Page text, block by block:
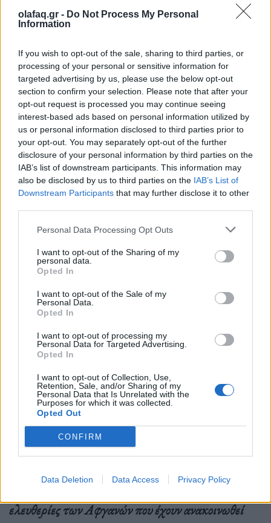
olafaq.gr - Do Not Process My Personal
Information
If you wish to opt-out of the sale, sharing to third parties, or
processing of your personal or sensitive information for
targeted advertising by us, please use the below opt-out
section to confirm your selection. Please note that after your
opt-out request is processed you may continue seeing
interest-based ads based on personal information utilized by
us or personal information disclosed to third parties prior to
your opt-out. You may separately opt-out of the further
disclosure of your personal information by third parties on the
IAB’s list of downstream participants. This information may
also be disclosed by us to third parties on the IAB’s List of
Downstream Participants that may further disclose it to other
Personal Data Processing Opt Outs
I want to opt-out of the Sharing of my
personal data.
Opted In
I want to opt-out of the Sale of my
Personal Data.
Opted In
I want to opt-out of processing my
Personal Data for Targeted Advertising.
Opted In
I want to opt-out of Collection, Use,
Retention, Sale, and/or Sharing of my
Personal Data that Is Unrelated with the
Purposes for which it was collected.
Opted Out
CONFIRM
Data Deletion Data Access Privacy Policy
«Καταστρέφοντας το μέλλον των κοριτσιών και
των γυναικών στο Αφγανιστάν, οι Ταλιμπάν
αποφάσισαν να καταστρέψουν το μέλλον της ίδιας
τους της χώρας. Θα θέσω αύριο το ζήτημα στην
ημερήσια διάταξη της G7», έγραψε στο Twitter η
υπουργός, η χώρα της οποίας προεδρεύει της G7
μέχρι το τέλος του έτους.«Ο κόσμος κοιτάζει»,
πρόσθεσε απευθυνόμενη στους αφγανούς
αξιωματούχους.
αυτής της συζήτησης των επτά δυνάμεων (ΗΠΑ,
Γερμανία, Καναδάς, Γαλλία, Βρετανία, Ιαπωνία και
Ιταλία). Μπορεί να οργανωθεί μια τηλεφωνική
συνεδρίαση, δήλωσε πηγή στο Γαλλικό Πρακτορείο.
Εξάλλου το γαλλικό υπουργείο Εξωτερικών
καταδίκασε επίσης σήμερα«με τη μεγαλύτερη
αυστηρότητα»
αφγανικών αρχών, την οποία χαρακτήρισε
«βαθιά
σοκαριστική».
«Αυτή η απόφαση έρχεται να προστεθεί στον
περιορισμών στα θεμελιώδη δικαιώματα και
ελευθερίες των Αφγανών που έχουν ανακοινωθεί